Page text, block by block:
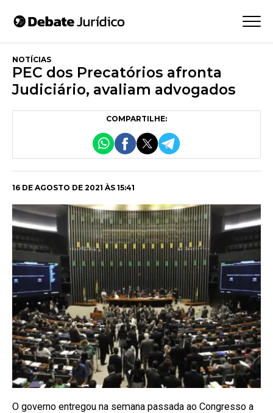
NOTÍCIAS
PEC dos Precatórios afronta
Judiciário, avaliam advogados
COMPARTILHE:
16 DE AGOSTO DE 2021 ÀS 15:41
O governo entregou na semana passada ao Congresso a